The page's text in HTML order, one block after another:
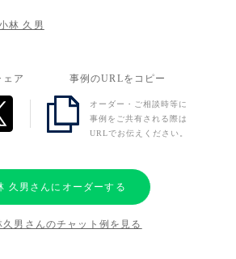
林 久男
ア 事例のURLをコピー
オーダー・ご相談時等に
事例をご共有される際は
URLでお伝えください。
久男さんにオーダーする
久男さんのチャット例を見る